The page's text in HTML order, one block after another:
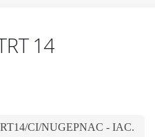
14
CI/NUGEPNAC - IAC.